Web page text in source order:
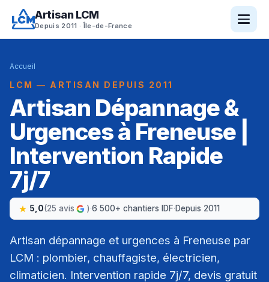
Artisan LCM
Depuis 2011 · Île-de-France
Accueil
LCM — ARTISAN DEPUIS 2011
Artisan Dépannage &
Urgences à Freneuse |
Intervention Rapide
7j/7
5,0(25 avis )·6 500+ chantiers IDF·Depuis 2011
Artisan dépannage et urgences à Freneuse par
LCM : plombier, chauffagiste, électricien,
climaticien. Intervention rapide 7j/7, devis gratuit